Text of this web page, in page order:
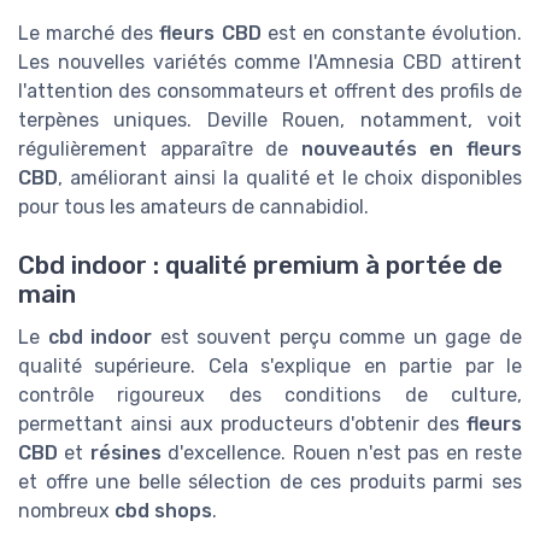
Le marché desfleurs CBD est en constante évolution.
Les nouvelles variétés comme l'Amnesia CBD attirent
l'attention des consommateurs et offrent des profils de
terpènes uniques. Deville Rouen, notamment, voit
régulièrement apparaître de nouveautés en fleurs
CBD, améliorant ainsi la qualité et le choix disponibles
pour tous les amateurs de cannabidiol.
Cbd indoor : qualité premium à portée de
main
Le cbd indoor est souvent perçu comme un gage de
qualité supérieure. Cela s'explique en partie par le
contrôle rigoureux des conditions de culture,
permettant ainsi aux producteurs d'obtenir des fleurs
CBD et résines d'excellence. Rouen n'est pas en reste
et offre une belle sélection de ces produits parmi ses
nombreux cbd shops.